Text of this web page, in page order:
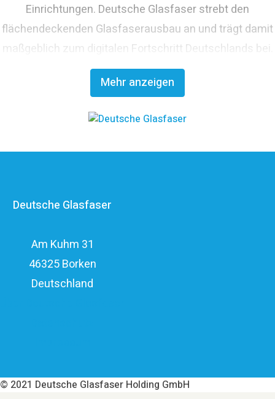
Mehr anzeigen
Einrichtungen. Deutsche Glasfaser strebt den
flächendeckenden Glasfaserausbau an und trägt damit
maßgeblich zum digitalen Fortschritt Deutschlands bei.
Mit innovativen Planungs- und Bauverfahren ist
Deutsche Glasfaser Spezialist für einen schnellen und
kosteneffizienten FTTH-Ausbau. Die
Unternehmensgruppe zählt zu den finanzstärksten
elf Milliarden Euro.
Deutsche Glasfaser
Am Kuhm 31
46325 Borken
Deutschland